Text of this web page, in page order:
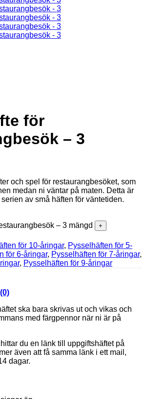
för
– 3
och spel för restaurangbesöket, som
medan ni väntar på maten. Detta är
av små häften för väntetiden.
– 3 mängd
för 10-åringar, Pysselhäften för 5-
för 6-åringar, Pysselhäften för 7-åringar,
, Pysselhäften för 9-åringar
ska bara skrivas ut och vikas och
med färgpennor när ni är på
du en länk till uppgiftshäftet på
även att få samma länk i ett mail,
dagar.